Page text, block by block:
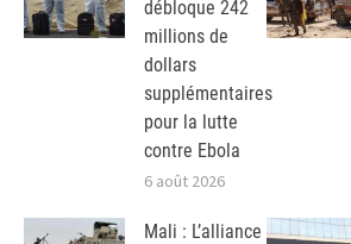
débloque 242
millions de
dollars
supplémentaires
pour la lutte
contre Ebola
6 août 2026
Mali : L’alliance